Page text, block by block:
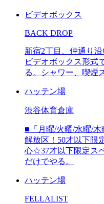
ビデオボックス
BACK DROP
新宿2丁目、仲通り
ビデオボックス形式
る。シャワー、喫煙
ハッテン場
渋谷体育倉庫
■「月曜/火曜/水曜/
解放区！50才以下限
心☆37才以下限定ス
だけでやる。
ハッテン場
FELLALIST